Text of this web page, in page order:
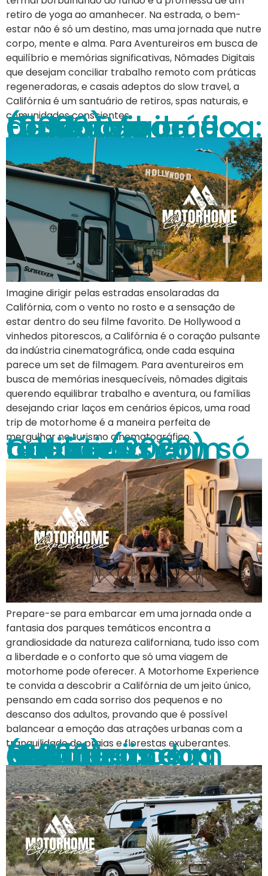
retiro de yoga ao amanhecer. Na estrada, o bem-
estar não é só um destino, mas uma jornada que nutre
corpo, mente e alma. Para Aventureiros em busca de
equilíbrio e memórias significativas, Nômades Digitais
que desejam conciliar trabalho remoto com práticas
regeneradoras, e casais adeptos do slow travel, a
Califórnia é um santuário de retiros, spas naturais, e
comunidades conscientes.
Califórnia Cinematográfica: Descubra Locações de Filmes Viajando de Motorhome (2026)
Imagine dirigir pelas estradas ensolaradas da
Califórnia, com o vento no rosto e a sensação de
estar dentro do seu filme favorito. De Hollywood a
vinhedos pitorescos, a Califórnia é o coração pulsante
da indústria cinematográfica, onde cada esquina
parece um set de filmagem. Para aventureiros em
busca de memórias inesquecíveis, nômades digitais
querendo equilibrar trabalho e aventura, ou famílias
desejando criar laços em cenários épicos, uma road
trip de motorhome é a maneira perfeita de
mergulhar no turismo cinematográfico.
Califórnia com crianças: parques temáticos e natureza num só roteiro (2026)
Prepare-se para embarcar em uma jornada onde a
fantasia dos parques temáticos encontra a
grandiosidade da natureza californiana, tudo isso com
a liberdade e o conforto que só uma viagem de
motorhome pode oferecer. A Motorhome Experience
te convida a descobrir a Califórnia de um jeito único,
pensando em cada sorriso dos pequenos e no
descanso dos adultos, provando que é possível
balancear a emoção das atrações urbanas com a
tranquilidade de praias e florestas exuberantes.
Parques Nacionais da Califórnia: natureza selvagem com estrutura para Motorhome (2026)